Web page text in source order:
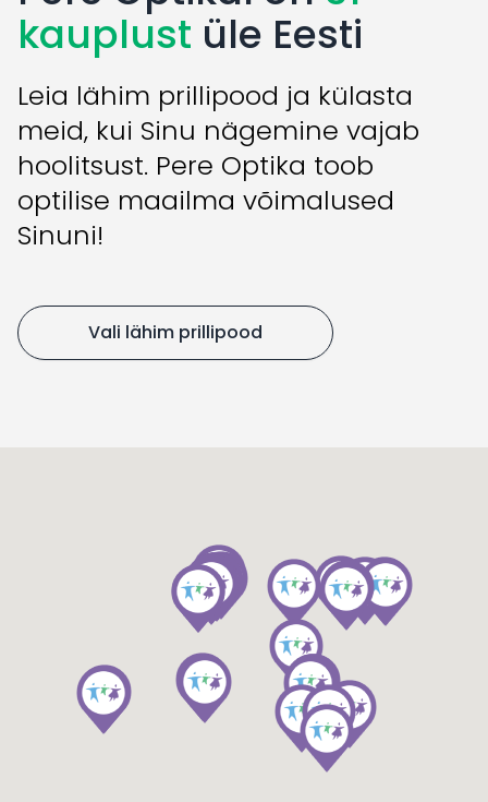
kauplust üle Eesti
Leia lähim prillipood ja külasta
meid, kui Sinu nägemine vajab
hoolitsust. Pere Optika toob
optilise maailma võimalused
Sinuni!
Vali lähim prillipood